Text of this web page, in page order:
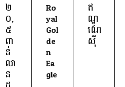
២
០,
៥
ពា
ន់
លា
ន
Ro
yal
Gol
de
n
Ea
gle
ឥ
ណ្ឌូ
ណេ
ស៊ី